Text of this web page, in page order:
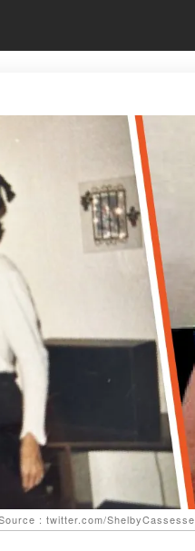
: twitter.com/ShelbyCassesse